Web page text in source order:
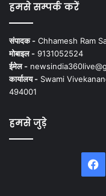
हमसे सम्पर्क करें
संपादक - Chhamesh Ram
मोबाइल - 9131052524
ईमेल -
कार्यालय - Swami
494001
हमसे जुड़े